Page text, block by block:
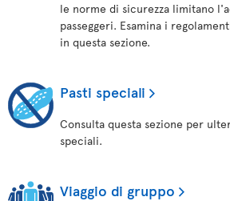
le norme di sicurezza limitano
passeggeri. Esamina i
in questa sezione.
Pasti speciali
Consulta questa sezione per
speciali.
Viaggio di gruppo